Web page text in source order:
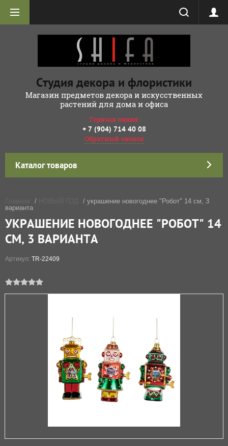
Студия декора и флористики
Магазин предметов декора и искусственных
растений для дома и офиса
Горячая линия:
+ 7 (904) 714 40 08
Обратный звонок
Каталог товаров
/
/ украшение новогоднее "Робот" 14 см, 3
варианта
УКРАШЕНИЕ НОВОГОДНЕЕ "РОБОТ" 14
СМ, 3 ВАРИАНТА
Артикул: TR-22409